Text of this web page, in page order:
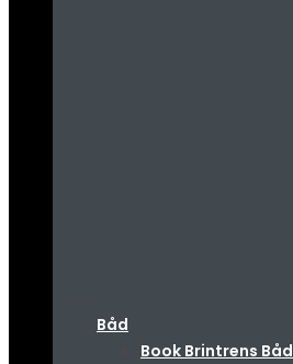
Båd
Book Brintrens Båd